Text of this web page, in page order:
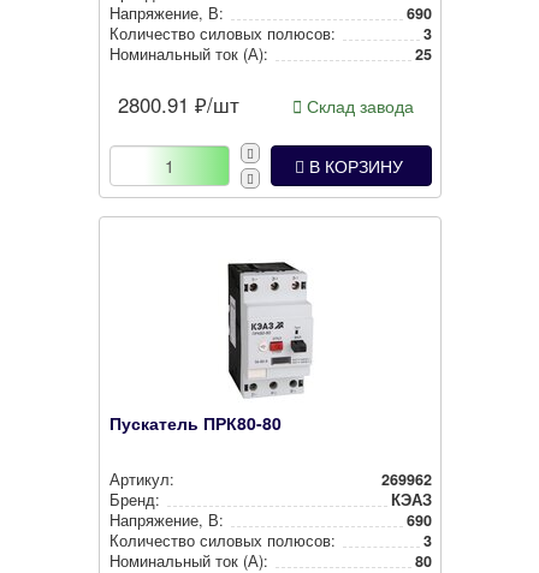
Нап­ря­же­ние, В:
690
Количество силовых полюсов:
3
Номи­наль­ный ток (А):
25
2800.91 ₽/шт Склад завода
В КОРЗИНУ
Пускатель ПРК80-80
Артикул:
269962
Бренд:
КЭАЗ
Нап­ря­же­ние, В:
690
Количество силовых полюсов:
3
Номи­наль­ный ток (А):
80